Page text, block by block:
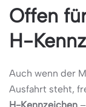
Offen
H-
Auch wenn der
Ausfahrt steht,